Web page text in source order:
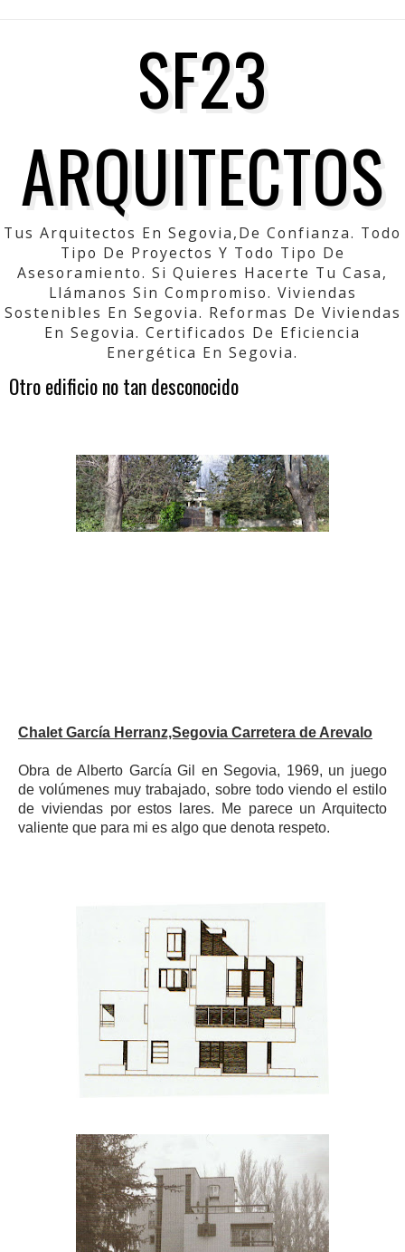
SF23
ARQUITECTOS
Tus Arquitectos En Segovia,de Confianza. Todo
Tipo De Proyectos Y Todo Tipo De
Asesoramiento. Si Quieres Hacerte Tu Casa,
Llámanos Sin Compromiso. Viviendas
Sostenibles En Segovia. Reformas De Viviendas
En Segovia. Certificados De Eficiencia
Energética En Segovia.
Otro edificio no tan desconocido
Chalet García Herranz,Segovia Carretera de Arevalo
Obra de Alberto García Gil en Segovia, 1969, un juego
de volúmenes muy trabajado, sobre todo viendo el estilo
de viviendas por estos lares. Me parece un Arquitecto
valiente que para mi es algo que denota respeto.